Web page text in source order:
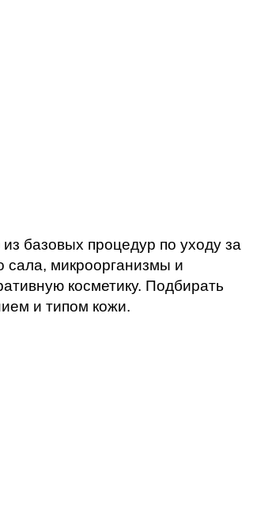
базовых процедур по уходу за
сала, микроорганизмы и
косметику. Подбирать
и типом кожи.